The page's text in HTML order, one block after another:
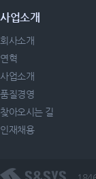
사업소개
회사소개
연혁
사업소개
품질경영
찾아오시는 길
인재채용